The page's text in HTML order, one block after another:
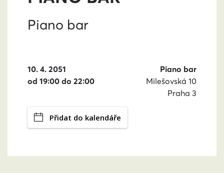
Piano bar
10. 4. 2051
od 19:00 do 22:00
Piano bar
Milešovská 10
Praha 3
Přidat do kalendáře